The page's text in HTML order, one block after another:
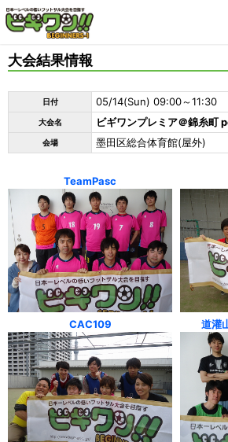
会場
大会結果
よくある質問
参加者の声
大会結果情報
日付 05/14(Sun) 09:00～11:30
大会名 ビギワンプレミア＠錦糸
会場 墨田区総合体育館(屋外)
TeamPasc
CAC109 道灌